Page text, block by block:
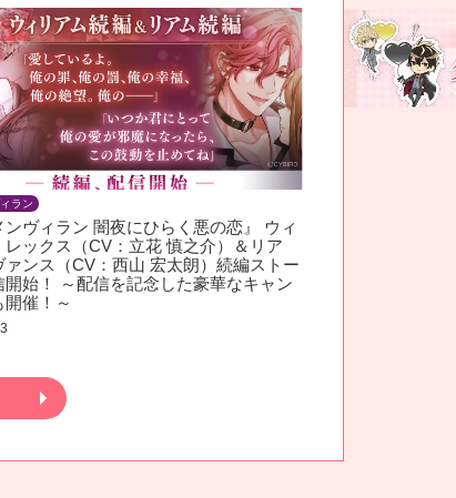
ラン
ンヴィラン 闇夜にひらく悪の恋』 ウィ
レックス（CV：立花 慎之介）＆リア
ァンス（CV：西山 宏太朗）続編ストー
開始！ ～配信を記念した豪華なキャン
催！～